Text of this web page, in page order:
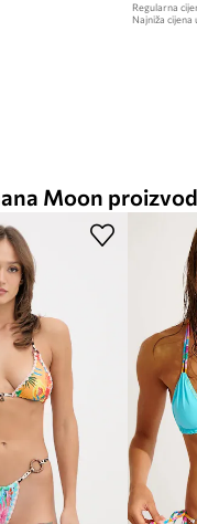
Regularna
Najniža cijena
Moon